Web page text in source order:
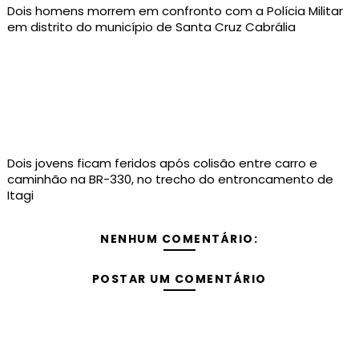
Dois homens morrem em confronto com a Polícia Militar
em distrito do município de Santa Cruz Cabrália
Dois jovens ficam feridos após colisão entre carro e
caminhão na BR-330, no trecho do entroncamento de
Itagi
NENHUM COMENTÁRIO:
POSTAR UM COMENTÁRIO